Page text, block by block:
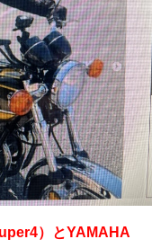
）とYAMAHA